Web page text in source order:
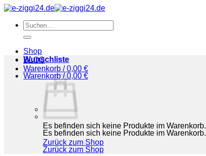
Zum
springenSuchen
nach:
Shop
BLOG
Warenkorb /0,00 €
Es befinden sich keine Produkte im Warenkorb.
Zurück zum Shop
Wunschliste
Warenkorb /0,00 €
Es befinden sich keine Produkte im Warenkorb.
Zurück zum Shop